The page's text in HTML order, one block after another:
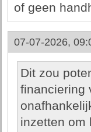
of geen
07-07-2026,
Dit zou
financiering
inzetten om